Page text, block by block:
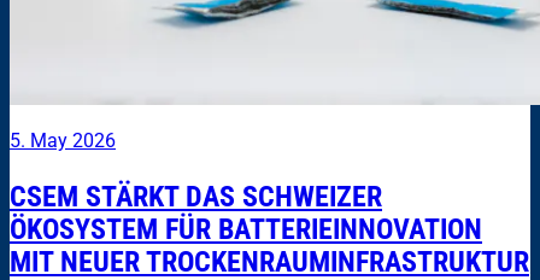
5. May 2026
CSEM STÄRKT DAS SCHWEIZER
ÖKOSYSTEM FÜR BATTERIEINNOVATION
MIT NEUER TROCKENRAUMINFRASTRUKTUR